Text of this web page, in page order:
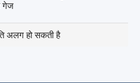
गेज
अलग हो सकती है